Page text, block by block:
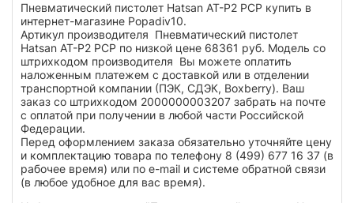
Пневматический пистолет Hatsan AT-P2 PCP купить в
интернет-магазине Popadiv10.
Артикул производителя Пневматический пистолет
Hatsan AT-P2 PCP по низкой цене 68361 руб. Модель со
штрихкодом производителя Вы можете оплатить
наложенным платежем с доставкой или в отделении
транспортной компании (ПЭК, СДЭК, Boxberry). Ваш
заказ со штрихкодом 2000000003207 забрать на почте
с оплатой при получении в любой части Российской
Федерации.
Перед оформлением заказа обязательно уточняйте цену
и комплектацию товара по телефону 8 (499) 677 16 37 (в
рабочее время) или по e-mail и системе обратной связи
(в любое удобное для вас время).